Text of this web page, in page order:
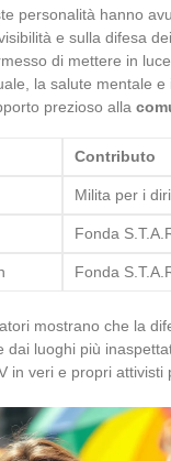
personalità hanno
e sulla difesa
di mettere in
la salute mentale e
prezioso alla
Contributo
Milita per i
Fonda
Fonda
mostrano che la
dai luoghi più
in veri e propri attivisti